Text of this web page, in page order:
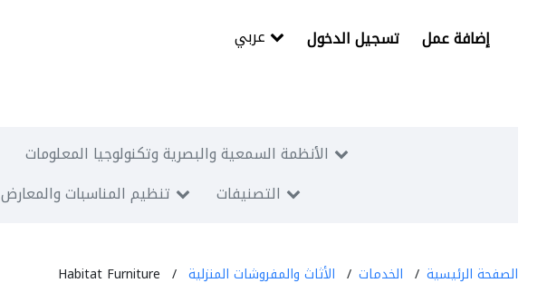
تسجيل الدخول إضافة عمل
الأنظمة السمعية والبصرية وتكنولوجيا المعلومات
تنظيم المناسبات والمعارض التصنيفات
الصفحة الرئيسية الخدمات الأثاث والمفروشات المنزلية Habitat Furniture